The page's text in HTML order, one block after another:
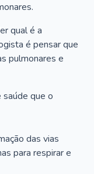
qual é a
é pensar que
pulmonares e
que o
das vias
para respirar e